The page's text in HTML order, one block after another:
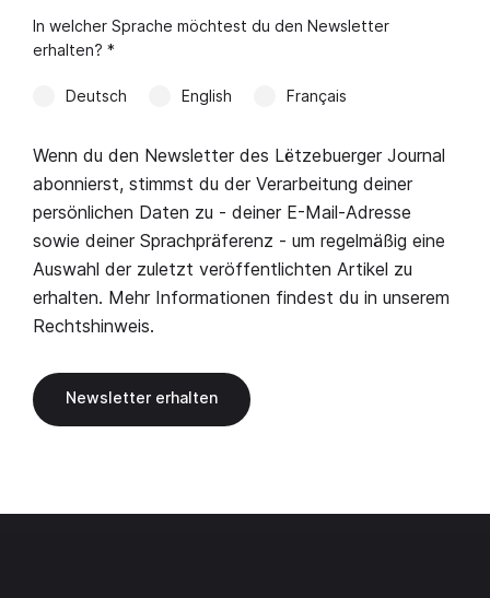
In welcher Sprache möchtest du den Newsletter
erhalten? *
Deutsch English Français
Wenn du den Newsletter des Lëtzebuerger Journal
abonnierst, stimmst du der Verarbeitung deiner
persönlichen Daten zu - deiner E-Mail-Adresse
sowie deiner Sprachpräferenz - um regelmäßig eine
Auswahl der zuletzt veröffentlichten Artikel zu
erhalten. Mehr Informationen findest du in unserem
Rechtshinweis.